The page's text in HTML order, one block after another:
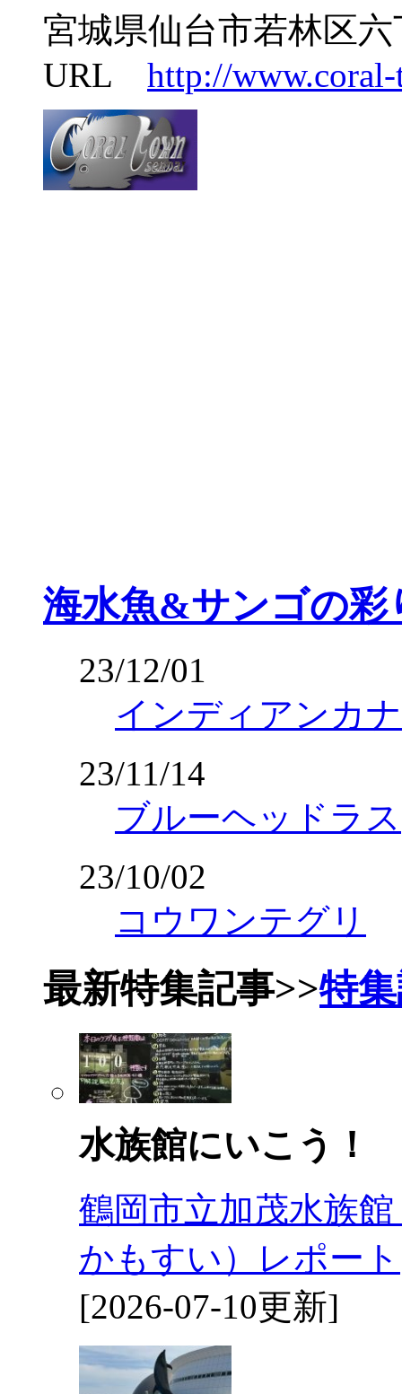
宮城県仙台市若林区六
URL http://
海水魚&サンゴの
23/12/01
インディアンカ
23/11/14
ブルーヘッドラス
23/10/02
コウワンテグリ
最新特集記事>>特
水族館にいこう！
鶴岡市立加茂水族
かもすい）レポート
[2026-07-10更新]